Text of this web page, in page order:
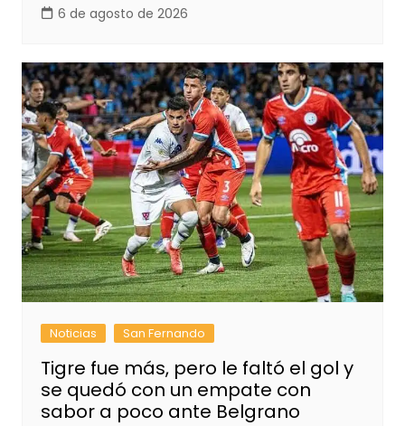
6 de agosto de 2026
Noticias San Fernando
Tigre fue más, pero le faltó el gol y
se quedó con un empate con
sabor a poco ante Belgrano